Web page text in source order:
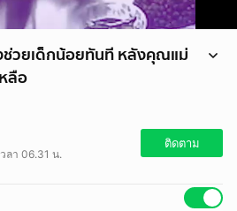
วยเด็กน้อยทันที หลังคุณแม่
ลือ
ล้วนำตัวเด็กส่งโรงพยาบาลศูนย์สกลนคร
ลา 06.31 น.
ติดตาม